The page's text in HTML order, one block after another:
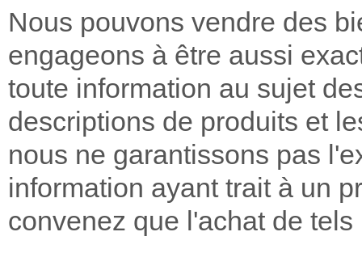
Nous pouvons vendre des
engageons à être aussi
toute information au sujet
descriptions de produits et
nous ne garantissons pas
information ayant trait à un
convenez que l'achat de